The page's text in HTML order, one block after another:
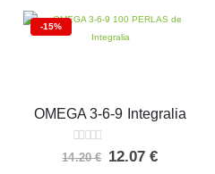
-15%
OMEGA 3-6-9 Integralia
0 out of 5
14.20€ El
12.07€El